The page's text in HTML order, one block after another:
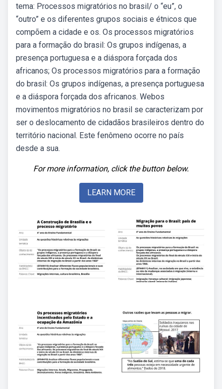
tema: Processos migratórios no brasil/ o “eu”, o
“outro” e os diferentes grupos sociais e étnicos que
compõem a cidade e os. Os processos migratórios
para a formação do brasil: Os grupos indígenas, a
presença portuguesa e a diáspora forçada dos
africanos; Os processos migratórios para a formação
do brasil: Os grupos indígenas, a presença portuguesa
e a diáspora forçada dos africanos. Webos
movimentos migratórios no brasil se caracterizam por
ser o deslocamento de cidadãos brasileiros dentro do
território nacional. Este fenômeno ocorre no país
desde a sua.
For more information, click the button below.
LEARN MORE